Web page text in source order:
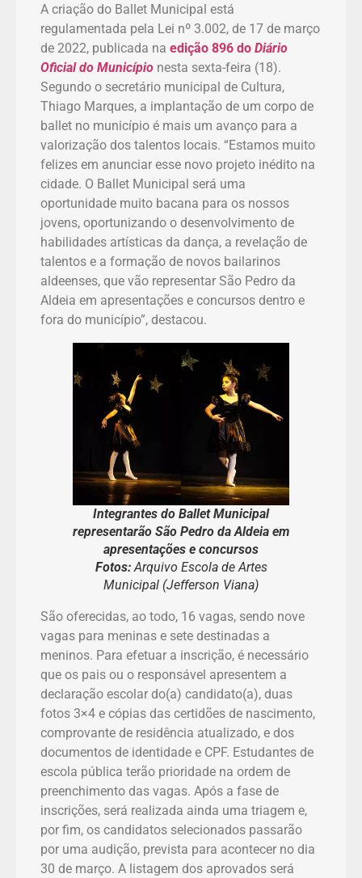
A criação do Ballet Municipal está
regulamentada pela Lei nº 3.002, de 17 de março
de 2022, publicada na edição 896 do Diário
Oficial do Município nesta sexta-feira (18).
Segundo o secretário municipal de Cultura,
Thiago Marques, a implantação de um corpo de
ballet no município é mais um avanço para a
valorização dos talentos locais. “Estamos muito
felizes em anunciar esse novo projeto inédito na
cidade. O Ballet Municipal será uma
oportunidade muito bacana para os nossos
jovens, oportunizando o desenvolvimento de
habilidades artísticas da dança, a revelação de
talentos e a formação de novos bailarinos
aldeenses, que vão representar São Pedro da
Aldeia em apresentações e concursos dentro e
fora do município”, destacou.
Integrantes do Ballet Municipal
representarão São Pedro da Aldeia em
apresentações e concursos
Fotos:Arquivo Escola de Artes
Municipal (Jefferson Viana)
São oferecidas, ao todo, 16 vagas, sendo nove
vagas para meninas e sete destinadas a
meninos. Para efetuar a inscrição, é necessário
que os pais ou o responsável apresentem a
declaração escolar do(a) candidato(a), duas
fotos 3×4 e cópias das certidões de nascimento,
comprovante de residência atualizado, e dos
documentos de identidade e CPF. Estudantes de
escola pública terão prioridade na ordem de
preenchimento das vagas. Após a fase de
inscrições, será realizada ainda uma triagem e,
por fim, os candidatos selecionados passarão
por uma audição, prevista para acontecer no dia
30 de março. A listagem dos aprovados será